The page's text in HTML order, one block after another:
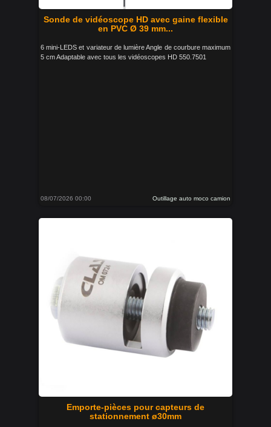
Sonde de vidéoscope HD avec gaine flexible
en PVC Ø 39 mm...
6 mini-LEDS et variateur de lumière Angle de courbure maximum
5 cm Adaptable avec tous les vidéoscopes HD 550.7501
08/07/2026 00:00 Outillage auto moco camion
Emporte-pièces pour capteurs de
stationnement ø30mm